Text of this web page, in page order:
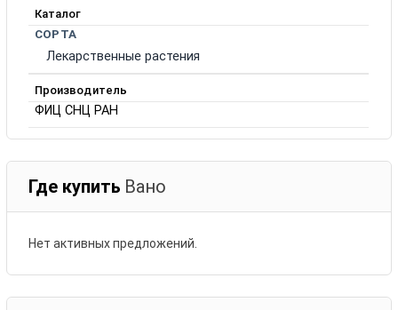
Каталог
СОРТА
Лекарственные растения
Производитель
ФИЦ СНЦ РАН
Где купить Вано
Нет активных предложений.